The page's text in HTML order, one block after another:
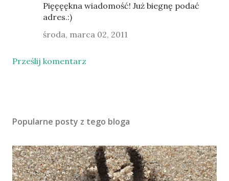
Pięęęękna wiadomość! Już biegnę podać
adres.:)
środa, marca 02, 2011
Prześlij komentarz
Popularne posty z tego bloga